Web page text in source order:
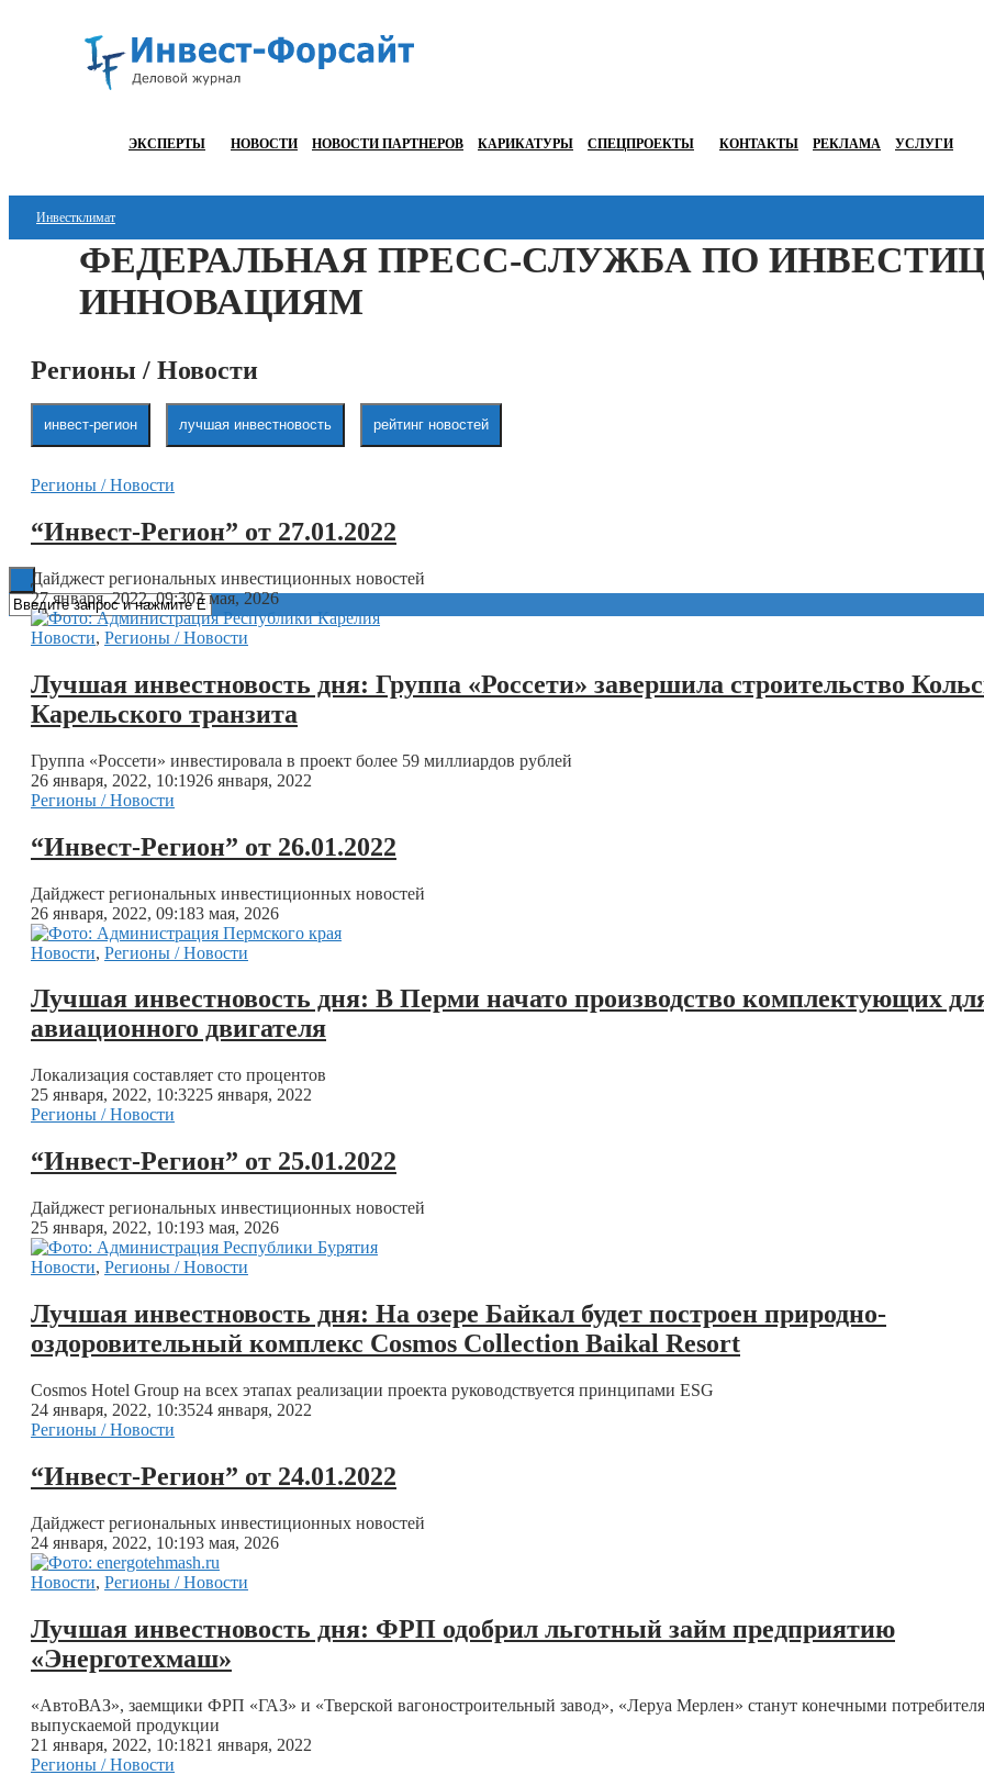
ЭКСПЕРТЫ НОВОСТИ НОВОСТИ ПАРТНЕРОВ КАРИКАТУРЫ СПЕЦПРОЕКТЫ КОНТАКТЫ РЕКЛАМА УСЛУГИ
Инвестклимат
Финансы
Инвестиции
Технологии
ESG
Книги
ФЕДЕРАЛЬНАЯ ПРЕСС-СЛУЖБА ПО
ИННОВАЦИЯМ
Регионы / Новости
инвест-регион лучшая инвестновость рейтинг новостей
Регионы / Новости
“Инвест-Регион” от 27.01.2022
Дайджест региональных инвестиционных новостей
27 января, 2022, 09:303 мая, 2026
Новости, Регионы / Новости
Лучшая инвестновость дня: Группа «Россети» завершила строительство
Карельского транзита
Группа «Россети» инвестировала в проект более 59 миллиардов рублей
26 января, 2022, 10:1926 января, 2022
Регионы / Новости
“Инвест-Регион” от 26.01.2022
Дайджест региональных инвестиционных новостей
26 января, 2022, 09:183 мая, 2026
Новости, Регионы / Новости
Лучшая инвестновость дня: В Перми начато производство комплектующих
авиационного двигателя
Локализация составляет сто процентов
25 января, 2022, 10:3225 января, 2022
Регионы / Новости
“Инвест-Регион” от 25.01.2022
Дайджест региональных инвестиционных новостей
25 января, 2022, 10:193 мая, 2026
Новости, Регионы / Новости
Лучшая инвестновость дня: На озере Байкал будет построен природно-
оздоровительный комплекс Cosmos Collection Baikal Resort
Cosmos Hotel Group на всех этапах реализации проекта руководствуется принципами ESG
24 января, 2022, 10:3524 января, 2022
Регионы / Новости
“Инвест-Регион” от 24.01.2022
Дайджест региональных инвестиционных новостей
24 января, 2022, 10:193 мая, 2026
Новости, Регионы / Новости
Лучшая инвестновость дня: ФРП одобрил льготный займ предприятию
«Энерготехмаш»
«АвтоВАЗ», заемщики ФРП «ГАЗ» и «Тверской вагоностроительный завод», «Леруа Мерлен» станут конечными
выпускаемой продукции
21 января, 2022, 10:1821 января, 2022
Регионы / Новости